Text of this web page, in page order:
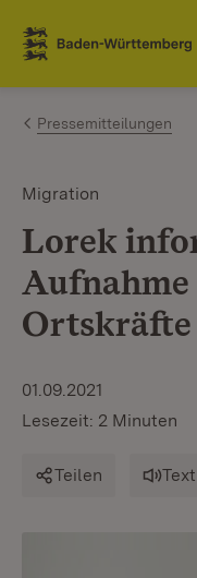
Zum Inhalt
Link zur Startseite
Pressemitteilungen
Migration
Lorek
Ortskräfte
01.09.2021
Lesezeit: 2 Minuten
Teilen